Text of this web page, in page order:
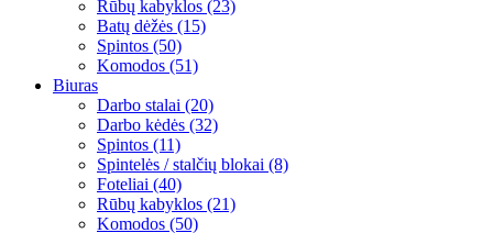
Rūbų kabyklos (23)
Batų dėžės (15)
Spintos (50)
Komodos (51)
Biuras
Darbo stalai (20)
Darbo kėdės (32)
Spintos (11)
Spintelės / stalčių blokai (8)
Foteliai (40)
Rūbų kabyklos (21)
Komodos (50)